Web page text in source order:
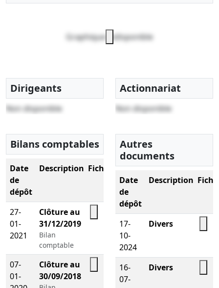
Graphique indisponible
Dirigeants
Non disponible
Actionnariat
Non disponible
Bilans comptables
Date
de
dépôt
Description Fichier
27-
01-
2021
Clôture au
31/12/2019
Bilan
comptable
07-
01-
Clôture au
30/09/2018
Autres
documents
Date
de
dépôt
Description
17-
10-
2024
Divers
16-
07-
Divers